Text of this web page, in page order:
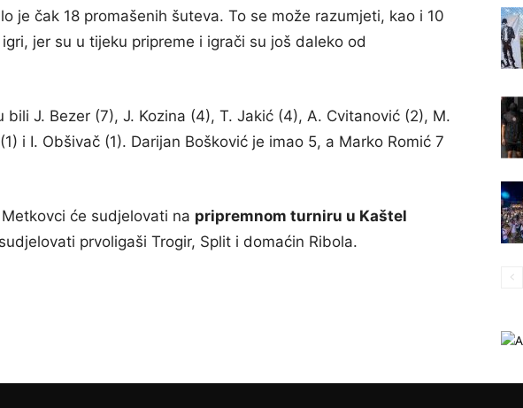
je čak 18 promašenih šuteva. To se može razumjeti, kao i 10
jer su u tijeku pripreme i igrači su još daleko od
bili J. Bezer (7), J. Kozina (4), T. Jakić (4), A. Cvitanović (2), M.
i I. Obšivač (1). Darijan Bošković je imao 5, a Marko Romić 7
će sudjelovati na pripremnom turniru u Kaštel
prvoligaši Trogir, Split i domaćin Ribola.